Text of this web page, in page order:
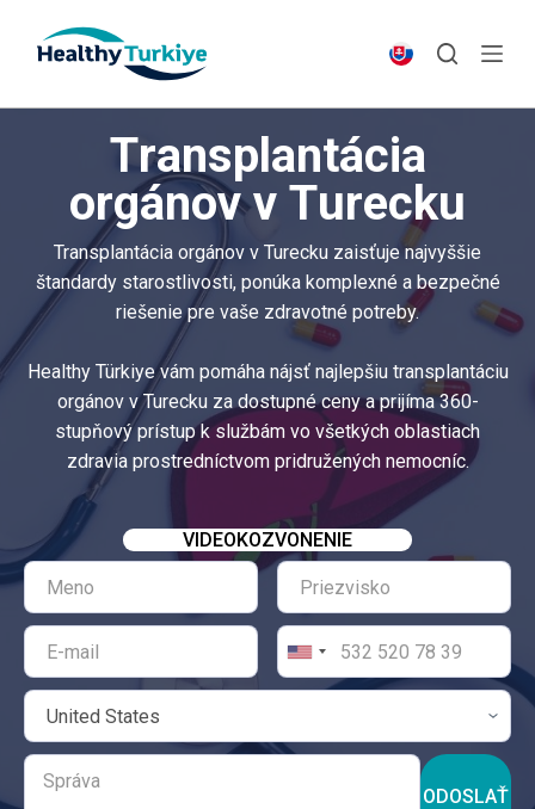
p
e
t
Transplantácia
orgánov v Turecku
Transplantácia orgánov v Turecku zaisťuje najvyššie
štandardy starostlivosti, ponúka komplexné a bezpečné
riešenie pre vaše zdravotné potreby.
Healthy Türkiye vám pomáha nájsť najlepšiu transplantáciu
orgánov v Turecku za dostupné ceny a prijíma 360-
stupňový prístup k službám vo všetkých oblastiach
zdravia prostredníctvom pridružených nemocníc.
VIDEOKOZVONENIE
ODOSLAŤ